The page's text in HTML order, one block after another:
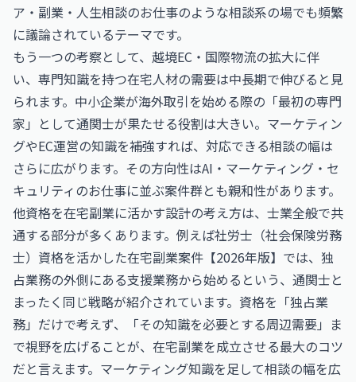
ア・副業・人生相談のお仕事のような相談系の場でも頻繁
に議論されているテーマです。
もう一つの考察として、越境EC・国際物流の拡大に伴
い、専門知識を持つ在宅人材の需要は中長期で伸びると見
られます。中小企業が海外取引を始める際の「最初の専門
家」として通関士が果たせる役割は大きい。マーケティン
グやEC運営の知識を補強すれば、対応できる相談の幅は
さらに広がります。その方向性はAI・マーケティング・セ
キュリティのお仕事に並ぶ案件群とも親和性があります。
他資格を在宅副業に活かす設計の考え方は、士業全般で共
通する部分が多くあります。例えば社労士（社会保険労務
士）資格を活かした在宅副業案件【2026年版】 では、独
占業務の外側にある支援業務から始めるという、通関士と
まったく同じ戦略が紹介されています。資格を「独占業
務」だけで考えず、「その知識を必要とする周辺需要」ま
で視野を広げることが、在宅副業を成立させる最大のコツ
だと言えます。マーケティング知識を足して相談の幅を広